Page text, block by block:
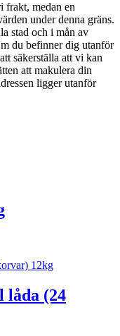
frakt, medan en
under denna gräns.
stad och i mån av
du befinner dig utanför
säkerställa att vi kan
att makulera din
ligger utanför
låda (24